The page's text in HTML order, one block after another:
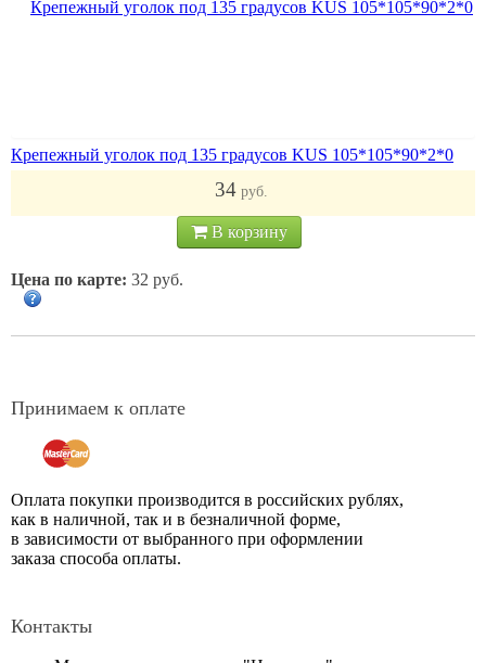
Крепежный уголок под 135 градусов KUS 105*105*90*2*0
34 руб.
В корзину
Цена по карте: 32 руб.
Принимаем к оплате
Оплата покупки производится в российских рублях,
как в наличной, так и в безналичной форме,
в зависимости от выбранного при оформлении
заказа способа оплаты.
Контакты